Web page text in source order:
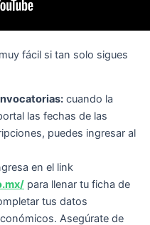
fácil si tan solo sigues
cuando la
las fechas de las
puedes ingresar al
en el link
para llenar tu ficha de
tus datos
Asegúrate de